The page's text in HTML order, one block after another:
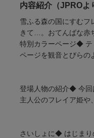
内容紹介（JPROよ
雪ふる森の国にすむフ
きて…。おてんばな赤
特別カラーページ◆ テ
ページを観音とびらの
登場人物の紹介◆ 今回
主人公のフレイア姫や
さいしょに◆ はじまり